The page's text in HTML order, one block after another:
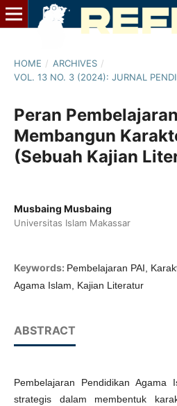
HOME / ARCHIVES /
VOL. 13 NO. 3 (2024): JURNAL
Peran
Membangun
(Sebuah Kajian
Musbaing Musbaing
Universitas Islam Makassar
Keywords: Pembelajaran PAI,
Agama Islam, Kajian Literatur
ABSTRACT
Pembelajaran Pendidikan Agama
strategis dalam membentuk